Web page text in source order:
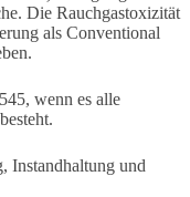
Die Rauchgastoxizität
als Conventional
wenn es alle
Instandhaltung und